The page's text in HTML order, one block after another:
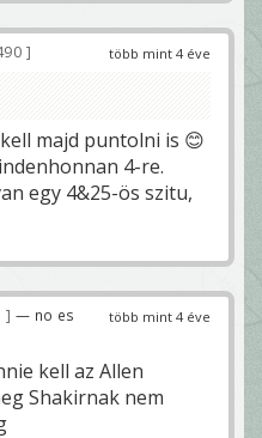
több mint 4 éve
majd puntolni is 😊
4-re.
egy 4&25-ös szitu,
több mint 4 éve
— no es
kell az Allen
Shakirnak nem